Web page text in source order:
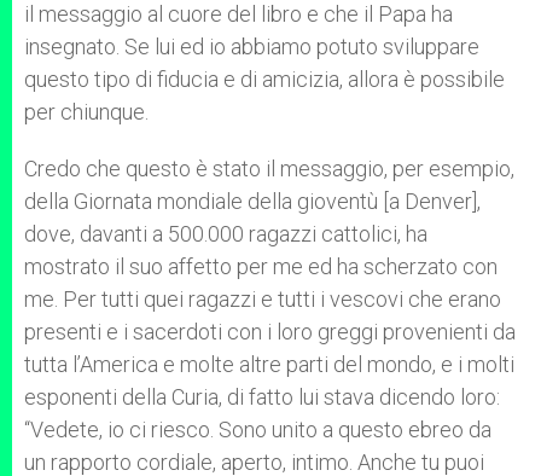
il messaggio al cuore del libro e che il Papa ha
insegnato. Se lui ed io abbiamo potuto sviluppare
questo tipo di fiducia e di amicizia, allora è possibile
per chiunque.
Credo che questo è stato il messaggio, per esempio,
della Giornata mondiale della gioventù [a Denver],
dove, davanti a 500.000 ragazzi cattolici, ha
mostrato il suo affetto per me ed ha scherzato con
me. Per tutti quei ragazzi e tutti i vescovi che erano
presenti e i sacerdoti con i loro greggi provenienti da
tutta l’America e molte altre parti del mondo, e i molti
esponenti della Curia, di fatto lui stava dicendo loro:
“Vedete, io ci riesco. Sono unito a questo ebreo da
un rapporto cordiale, aperto, intimo. Anche tu puoi